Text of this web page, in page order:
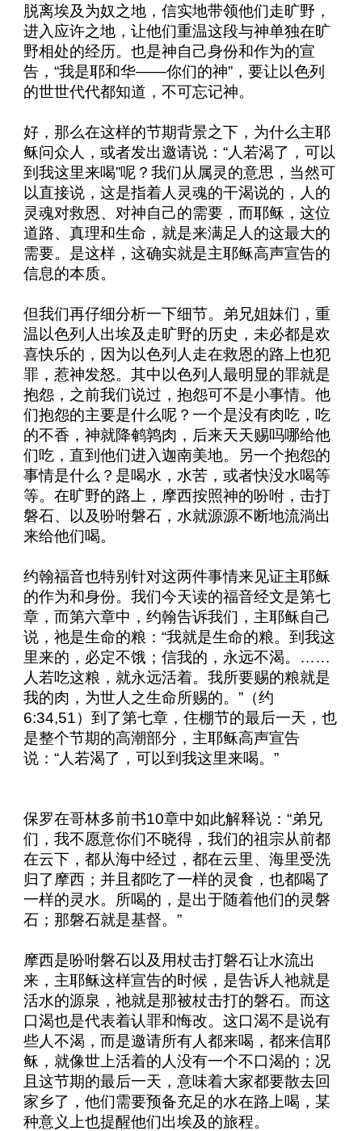
脱离埃及为奴之地，信实地带领他们走旷野，
进入应许之地，让他们重温这段与神单独在旷
野相处的经历。也是神自己身份和作为的宣
告，“我是耶和华——你们的神”，要让以色列
的世世代代都知道，不可忘记神。
好，那么在这样的节期背景之下，为什么主耶
稣问众人，或者发出邀请说：“人若渴了，可以
到我这里来喝”呢？我们从属灵的意思，当然可
以直接说，这是指着人灵魂的干渴说的，人的
灵魂对救恩、对神自己的需要，而耶稣，这位
道路、真理和生命，就是来满足人的这最大的
需要。是这样，这确实就是主耶稣高声宣告的
信息的本质。
但我们再仔细分析一下细节。弟兄姐妹们，重
温以色列人出埃及走旷野的历史，未必都是欢
喜快乐的，因为以色列人走在救恩的路上也犯
罪，惹神发怒。其中以色列人最明显的罪就是
抱怨，之前我们说过，抱怨可不是小事情。他
们抱怨的主要是什么呢？一个是没有肉吃，吃
的不香，神就降鹌鹑肉，后来天天赐吗哪给他
们吃，直到他们进入迦南美地。另一个抱怨的
事情是什么？是喝水，水苦，或者快没水喝等
等。在旷野的路上，摩西按照神的吩咐，击打
磐石、以及吩咐磐石，水就源源不断地流淌出
来给他们喝。
约翰福音也特别针对这两件事情来见证主耶稣
的作为和身份。我们今天读的福音经文是第七
章，而第六章中，约翰告诉我们，主耶稣自己
说，祂是生命的粮：“我就是生命的粮。到我这
里来的，必定不饿；信我的，永远不渴。……
人若吃这粮，就永远活着。我所要赐的粮就是
我的肉，为世人之生命所赐的。”（约
6:34,51）到了第七章，住棚节的最后一天，也
是整个节期的高潮部分，主耶稣高声宣告
说：“人若渴了，可以到我这里来喝。”
保罗在哥林多前书10章中如此解释说：“弟兄
们，我不愿意你们不晓得，我们的祖宗从前都
在云下，都从海中经过，都在云里、海里受洗
归了摩西；并且都吃了一样的灵食，也都喝了
一样的灵水。所喝的，是出于随着他们的灵磐
石；那磐石就是基督。”
摩西是吩咐磐石以及用杖击打磐石让水流出
来，主耶稣这样宣告的时候，是告诉人祂就是
活水的源泉，祂就是那被杖击打的磐石。而这
口渴也是代表着认罪和悔改。这口渴不是说有
些人不渴，而是邀请所有人都来喝，都来信耶
稣，就像世上活着的人没有一个不口渴的；况
且这节期的最后一天，意味着大家都要散去回
家乡了，他们需要预备充足的水在路上喝，某
种意义上也提醒他们出埃及的旅程。